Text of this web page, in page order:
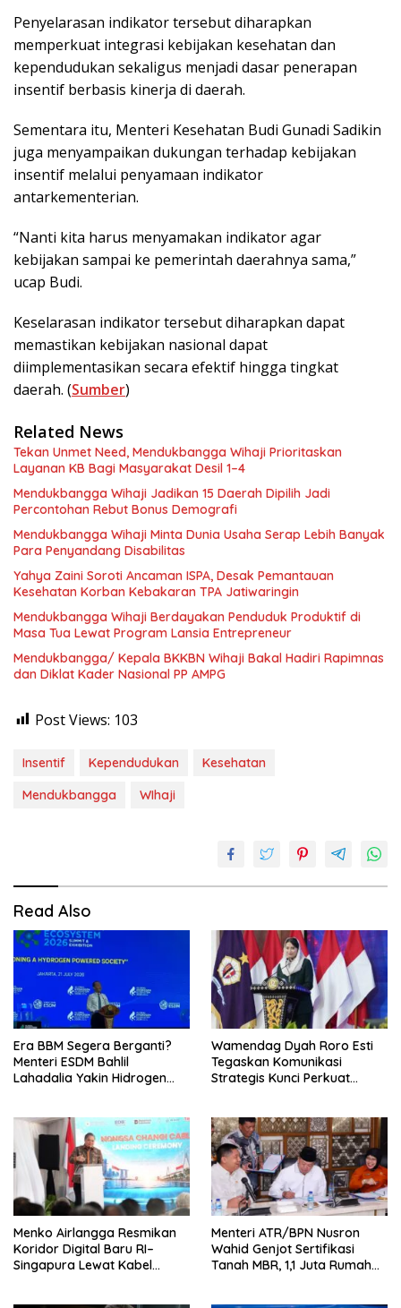
Penyelarasan indikator tersebut diharapkan
memperkuat integrasi kebijakan kesehatan dan
kependudukan sekaligus menjadi dasar penerapan
insentif berbasis kinerja di daerah.
Sementara itu, Menteri Kesehatan Budi Gunadi Sadikin
juga menyampaikan dukungan terhadap kebijakan
insentif melalui penyamaan indikator
antarkementerian.
“Nanti kita harus menyamakan indikator agar
kebijakan sampai ke pemerintah daerahnya sama,”
ucap Budi.
Keselarasan indikator tersebut diharapkan dapat
memastikan kebijakan nasional dapat
diimplementasikan secara efektif hingga tingkat
daerah. (Sumber)
Related News
Tekan Unmet Need, Mendukbangga Wihaji Prioritaskan
Layanan KB Bagi Masyarakat Desil 1–4
Mendukbangga Wihaji Jadikan 15 Daerah Dipilih Jadi
Percontohan Rebut Bonus Demografi
Mendukbangga Wihaji Minta Dunia Usaha Serap Lebih Banyak
Para Penyandang Disabilitas
Yahya Zaini Soroti Ancaman ISPA, Desak Pemantauan
Kesehatan Korban Kebakaran TPA Jatiwaringin
Mendukbangga Wihaji Berdayakan Penduduk Produktif di
Masa Tua Lewat Program Lansia Entrepreneur
Mendukbangga/ Kepala BKKBN Wihaji Bakal Hadiri Rapimnas
dan Diklat Kader Nasional PP AMPG
Post Views: 103
Insentif Kependudukan
Kesehatan
Mendukbangga
WIhaji
Read Also
Era BBM Segera Berganti?
Menteri ESDM Bahlil
Lahadalia Yakin Hidrogen
Wamendag Dyah Roro Esti
Tegaskan Komunikasi
Strategis Kunci Perkuat
Menko Airlangga Resmikan
Koridor Digital Baru RI–
Singapura Lewat Kabel
Menteri ATR/BPN Nusron
Wahid Genjot Sertifikasi
Tanah MBR, 1,1 Juta Rumah